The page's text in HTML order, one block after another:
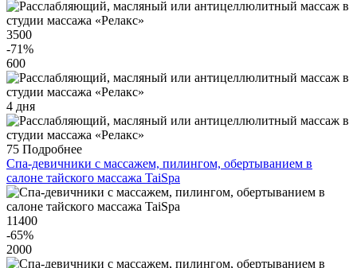
3500
-71%
600
4 дня
75 Подробнее
Спа-девичники с массажем, пилингом, обертыванием в
салоне тайского массажа TaiSpa
11400
-65%
2000